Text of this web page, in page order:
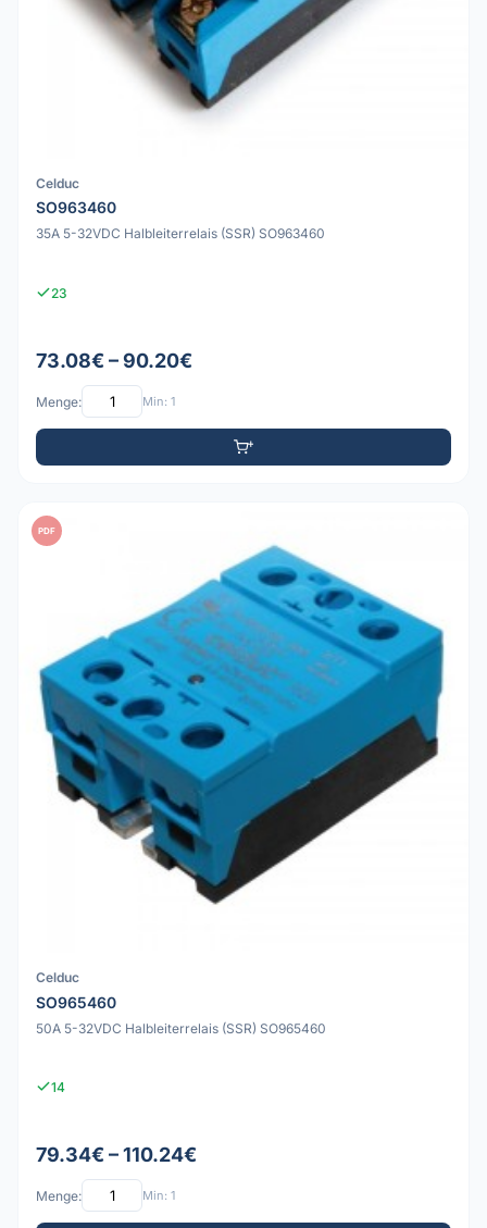
Celduc
SO963460
35A 5-32VDC Halbleiterrelais (SSR) SO963460
23
73.08€ – 90.20€
Menge: Min: 1
PDF
Celduc
SO965460
50A 5-32VDC Halbleiterrelais (SSR) SO965460
14
79.34€ – 110.24€
Menge: Min: 1